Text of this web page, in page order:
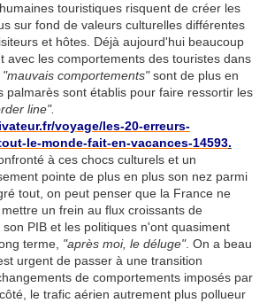
touristiques risquent de créer les
sur fond de valeurs culturelles différentes
et hôtes. Déjà aujourd'hui beaucoup
avec les comportements des touristes dans
"mauvais comportements"sont de plus en
palmarès sont établis pour faire ressortir les
line".
voyage/les-20-erreurs-
le-monde-fait-en-vacances-14593.
à ces chocs culturels et un
pointe de plus en plus son nez parmi
tout, on peut penser que la France ne
un frein au flux croissants de
PIB et les politiques n'ont quasiment
terme, "après moi, le déluge". On a beau
urgent de passer à une transition
de comportements imposés par
le trafic aérien autrement plus pollueur